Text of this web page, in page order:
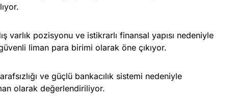
varlık pozisyonu ve istikrarlı finansal yapısı nedeniyle
liman para birimi olarak öne çıkıyor.
ve güçlü bankacılık sistemi nedeniyle
olarak değerlendiriliyor.